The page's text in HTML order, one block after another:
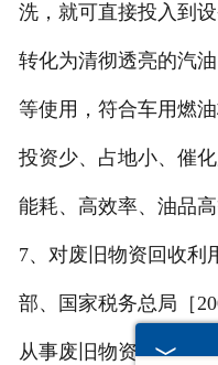
洗，就可直接投入到
转化为清彻透亮的汽
等使用，符合车用燃
投资少、占地小、催
能耗、高效率、油品
7、对废旧物资回收利
部、国家税务总局［
从事废旧物资回收经